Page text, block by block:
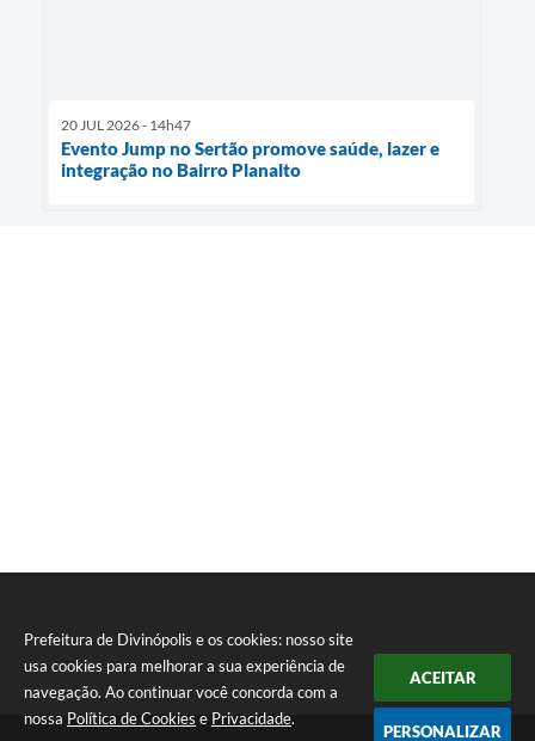
Prefeitura de Divinópolis e os cookies: nosso site
usa cookies para melhorar a sua experiência de
navegação. Ao continuar você concorda com a
nossa Política de Cookies e Privacidade.
ACEITAR
PERSONALIZAR
20 JUL 2026 - 14h47
Evento Jump no Sertão promove saúde, lazer e
integração no Bairro Planalto